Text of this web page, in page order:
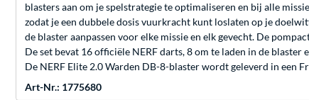
blasters aan om je spelstrategie te optimaliseren en bij alle
zodat je een dubbele dosis vuurkracht kunt loslaten op je
de blaster aanpassen voor elke missie en elk gevecht. De
De set bevat 16 officiële NERF darts, 8 om te laden in de blaster
De NERF Elite 2.0 Warden DB-8-blaster wordt geleverd in een
Art-Nr.: 1775680